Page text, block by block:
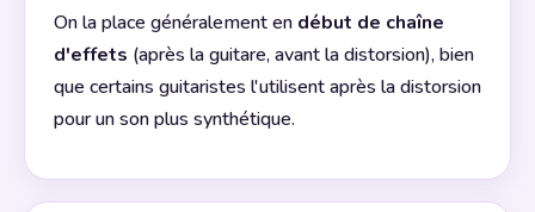
On la place généralement en début de chaîne
d'effets (après la guitare, avant la distorsion), bien
que certains guitaristes l'utilisent après la distorsion
pour un son plus synthétique.